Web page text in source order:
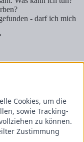
- darf ich mich
w/d) MAN
Cookies, um die
sowie Tracking-
zu können.
Zustimmung